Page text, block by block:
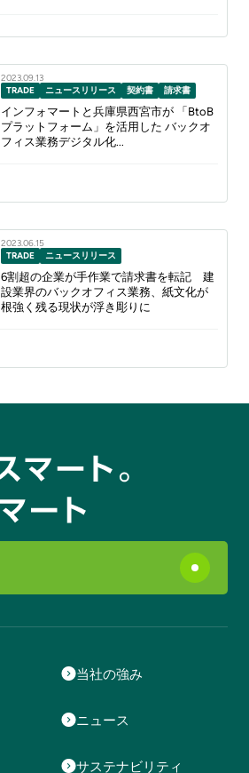
2023.09.13
TRADE
ニュースリリース 契約書 請求書
インフォマートと兵庫県西宮市が 「BtoB
プラットフォーム」を活用した バックオ
フィス業務デジタル化...
2023.06.15
TRADE
ニュースリリース
6割超の企業が手作業で請求書を転記 建
設業界のバックオフィス業務、紙文化が
根強く残る現状が浮き彫りに
当社の強み
ニュース
サステナビリティ